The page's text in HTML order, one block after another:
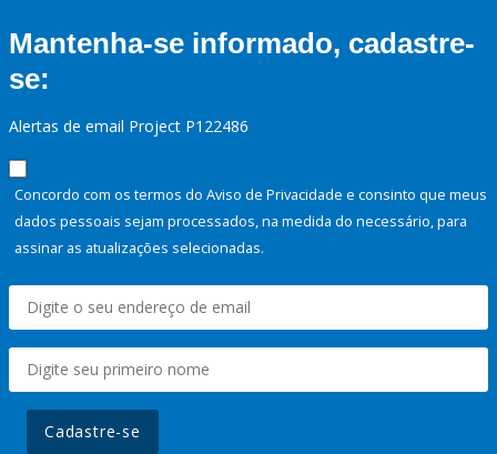
Mantenha-se informado, cadastre-
se:
Alertas de email Project P122486
Concordo com os termos do Aviso de Privacidade e consinto que meus
dados pessoais sejam processados, na medida do necessário, para
assinar as atualizações selecionadas.
Cadastre-se